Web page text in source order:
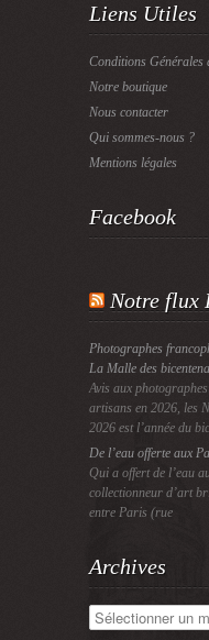
Liens Utiles
Conditions Générales
Notre boutique
Nous contacter
Qui sommes-nous ?
Mentions légales
Facebook
Notre flux
Photographes
La Malle des
Avis aux
artisans en 2026, les
2026 est l’année du
De l’eau offerte aux
Qui a offert de l’eau
collectionneur d’art
entre Paris (rue
Archives
Archives